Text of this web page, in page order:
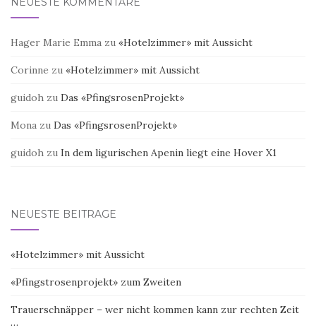
Hager Marie Emma zu «Hotelzimmer» mit Aussicht
Corinne zu «Hotelzimmer» mit Aussicht
guidoh zu Das «PfingsrosenProjekt»
Mona zu Das «PfingsrosenProjekt»
guidoh zu In dem ligurischen Apenin liegt eine Hover X1
NEUESTE BEITRÄGE
«Hotelzimmer» mit Aussicht
«Pfingstrosenprojekt» zum Zweiten
Trauerschnäpper – wer nicht kommen kann zur rechten Zeit
…